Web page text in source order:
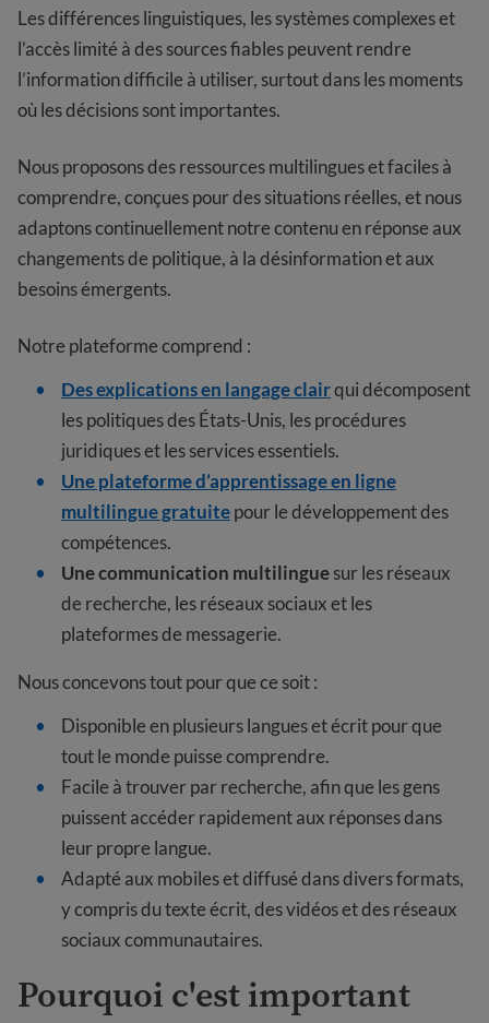
Les différences linguistiques, les systèmes complexes et
l’accès limité à des sources fiables peuvent rendre
l’information difficile à utiliser, surtout dans les moments
où les décisions sont importantes.
Nous proposons des ressources multilingues et faciles à
comprendre, conçues pour des situations réelles, et nous
adaptons continuellement notre contenu en réponse aux
changements de politique, à la désinformation et aux
besoins émergents.
Notre plateforme comprend :
Des explications en langage clairqui décomposent
les politiques des États-Unis, les procédures
juridiques et les services essentiels.
Une plateforme d’apprentissage en ligne
multilingue gratuitepour le développement des
compétences.
Une communication multilinguesur les réseaux
de recherche, les réseaux sociaux et les
plateformes de messagerie.
Nous concevons tout pour que ce soit :
Disponible en plusieurs langues et écrit pour que
tout le monde puisse comprendre.
Facile à trouver par recherche, afin que les gens
puissent accéder rapidement aux réponses dans
leur propre langue.
Adapté aux mobiles et diffusé dans divers formats,
y compris du texte écrit, des vidéos et des réseaux
sociaux communautaires.
Pourquoi c'est important